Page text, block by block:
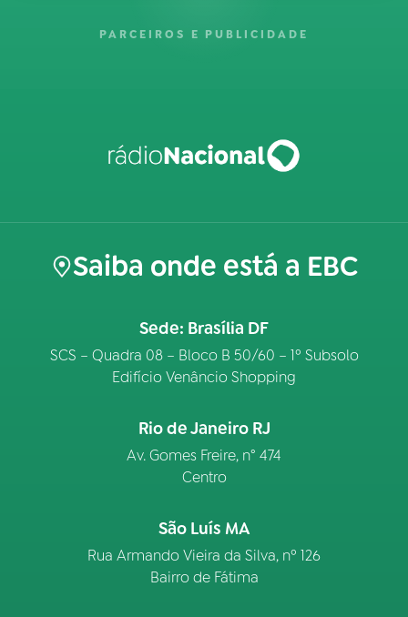
PARCEIROS E PUBLICIDADE
Saiba onde está a EBC
Sede: Brasília DF
SCS – Quadra 08 – Bloco B 50/60 – 1º Subsolo
Edifício Venâncio Shopping
Rio de Janeiro RJ
Av. Gomes Freire, n° 474
Centro
São Luís MA
Rua Armando Vieira da Silva, nº 126
Bairro de Fátima